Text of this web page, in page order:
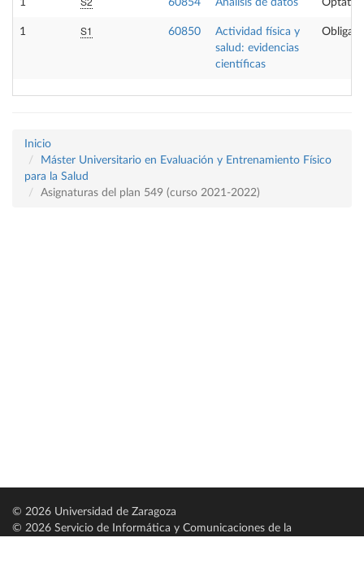
1 60854 Análisis de datos
1 S1 60850
Actividad física y
salud: evidencias
científicas
Inicio
Máster Universitario en Evaluación y Entrenamiento Físico
para la Salud
Asignaturas del plan 549 (curso 2021-2022)
© 2026 Universidad de Zaragoza
© 2026 Servicio de Informática y Comunicaciones de la